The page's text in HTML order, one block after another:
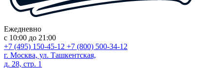
Ежедневно
с 10:00 до 21:00
+7 (495) 150-45-12 +7 (800) 500-34-12
г. Москва, ул. Ташкентская,
д. 28, стр. 1